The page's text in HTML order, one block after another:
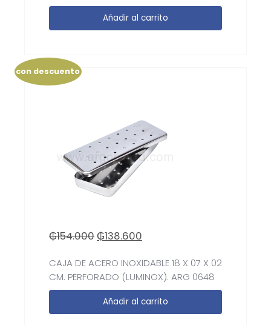
Añadir al carrito
con descuento
₲154.000 ₲138.600
CAJA DE ACERO INOXIDABLE 18 X 07 X 02
CM. PERFORADO (LUMINOX). ARG 0648
Añadir al carrito